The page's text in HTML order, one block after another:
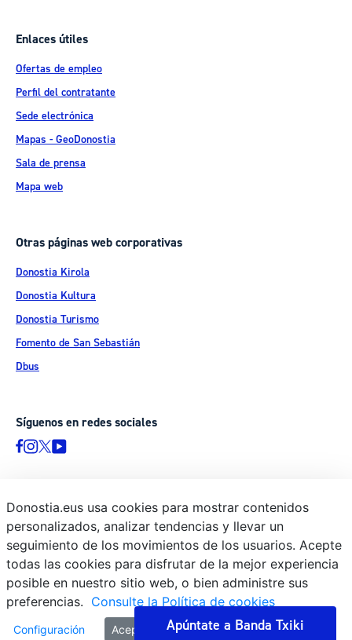
Apúntate a Banda Txiki
Enlaces útiles
Ofertas de empleo
Perfil del contratante
Sede electrónica
Mapas - GeoDonostia
Sala de prensa
Mapa web
Otras páginas web corporativas
Donostia Kirola
Donostia Kultura
Donostia Turismo
Fomento de San Sebastián
Dbus
Síguenos en redes sociales
© Donostiako Udala - Ayuntamiento de Donostia / San Sebastián
Ijentea 1, 20003 Donostia / San Sebastián
Aviso legal
Política de privacidad
Política de cookies
Declaración de accesibilidad
Donostia.eus usa cookies para mostrar contenidos
personalizados, analizar tendencias y llevar un
seguimiento de los movimientos de los usuarios. Acepte
todas las cookies para disfrutar de la mejor experiencia
posible en nuestro sitio web, o bien administre sus
preferencias. Consulte la Política de cookies
Configuración Aceptar todo Rechazar todas